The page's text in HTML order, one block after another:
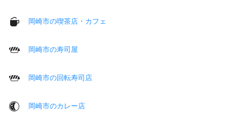
岡崎市の喫茶店・カフェ
岡崎市の寿司屋
岡崎市の回転寿司店
岡崎市のカレー店